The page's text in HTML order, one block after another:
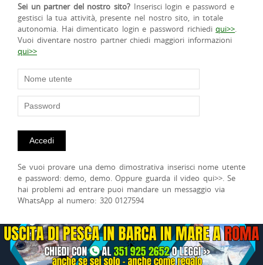
Sei un partner del nostro sito? Inserisci login e password e
gestisci la tua attività, presente nel nostro sito, in totale
autonomia. Hai dimenticato login e password richiediqui>>.
Vuoi diventare nostro partner chiedi maggiori informazioni
qui>>
Se vuoi provare una demo dimostrativa inserisci nome utente
e password: demo, demo. Oppure guarda il video qui>>. Se
hai problemi ad entrare puoi mandare un messaggio via
WhatsApp al numero: 320 0127594